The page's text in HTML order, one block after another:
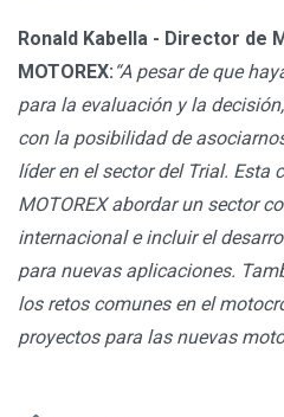
Ronald Kabella - Director de
MOTOREX: “A pesar de que
para la evaluación y la
con la posibilidad de
líder en el sector del Trial. Esta
MOTOREX abordar un sector
internacional e incluir el
para nuevas aplicaciones.
los retos comunes en el
proyectos para las nuevas